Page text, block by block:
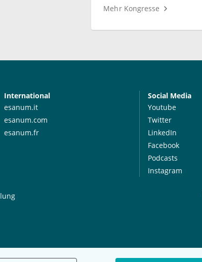
Mehr Kongresse
International
esanum.it
esanum.com
esanum.fr
Social Media
Youtube
Twitter
LinkedIn
Facebook
Podcasts
Instagram